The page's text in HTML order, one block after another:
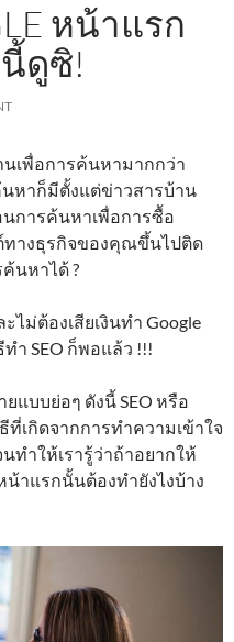
หน้าแรก
ดูซิ!
นเพื่อการค้นหามากกว่า
นหาก็มีตั้งแต่ข่าวสารบ้าน
นการค้นหาเพื่อการซื้อ
ทางธุรกิจของคุณขึ้นไปติด
ค้นหาได้ ?
ไม่ต้องเสียเงินทำ Google
ำ SEO ก็พอแล้ว !!!
แบบย่อๆ ดังนี้ SEO หรือ
ที่เกิดจากการทำความเข้าใจ
ทำให้เรารู้ว่าถ้าอยากให้
น้าแรกนั้นต้องทำยังไงบ้าง